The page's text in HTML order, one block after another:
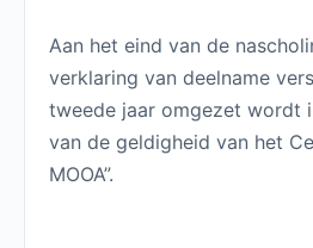
Aan het eind van de
verklaring van deelname
tweede jaar omgezet wordt
van de geldigheid van het
MOOA”.